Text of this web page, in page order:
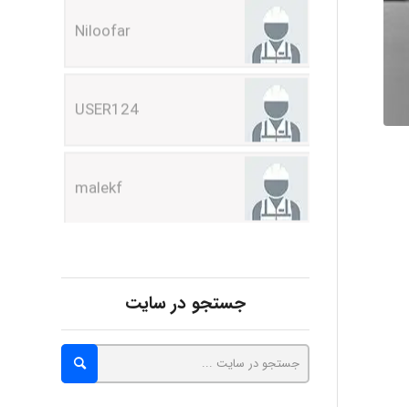
USER124
malekf
abolfazlkoshehe
abolfazlkoshehe
A.balandeh
جستجو در سایت